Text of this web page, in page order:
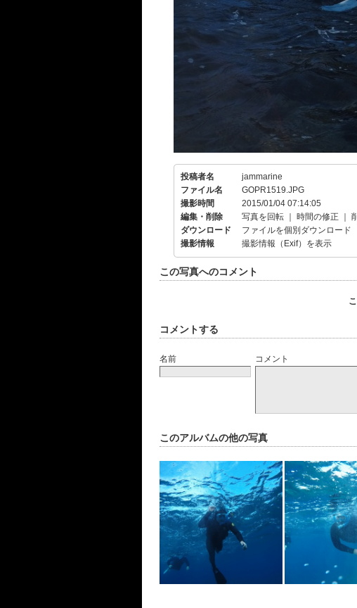
投稿者名
jammarine
ファイル名
GOPR1519.JPG
撮影時間
2015/01/04 07:14:05
編集・削除
写真を回転 時間の修正
ダウンロード
ファイルを個別ダウンロード
撮影情報
撮影情報（Exif）を表示
この写真へのコメント
コメントする
名前 コメント
このアルバムの他の写真